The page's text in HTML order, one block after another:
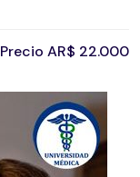
Precio AR$ 22.000